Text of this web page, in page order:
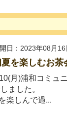
日：2023年08月16
を楽しむお茶
月)浦和コミュ
ました。
楽しんで過...